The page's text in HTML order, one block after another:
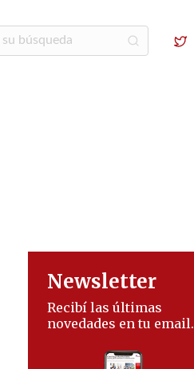
Newsletter
Recibí las últimas
novedades en tu email.